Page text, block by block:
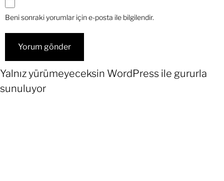
Beni sonraki yorumlar için e-posta ile bilgilendir.
Yalnız yürümeyeceksin WordPress ile gururla
sunuluyor